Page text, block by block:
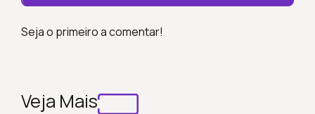
Seja o primeiro a comentar!
Veja Mais